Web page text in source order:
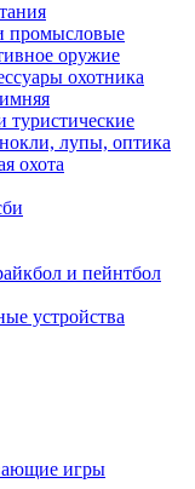
оружие
охотника
лупы, оптика
охота
и пейнтбол
устройства
игры